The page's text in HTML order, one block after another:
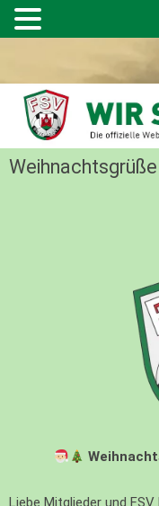
Liebe Mitglieder und